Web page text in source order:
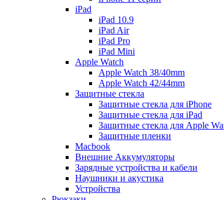
iPad
iPad 10.9
iPad Air
iPad Pro
iPad Mini
Apple Watch
Apple Watch 38/40mm
Apple Watch 42/44mm
Защитные стекла
Защитные стекла для iPhone
Защитные стекла для iPad
Защитные стекла для Apple
Защитные пленки
Macbook
Внешние Аккумуляторы
Зарядные устройства и кабели
Наушники и акустика
Устройства